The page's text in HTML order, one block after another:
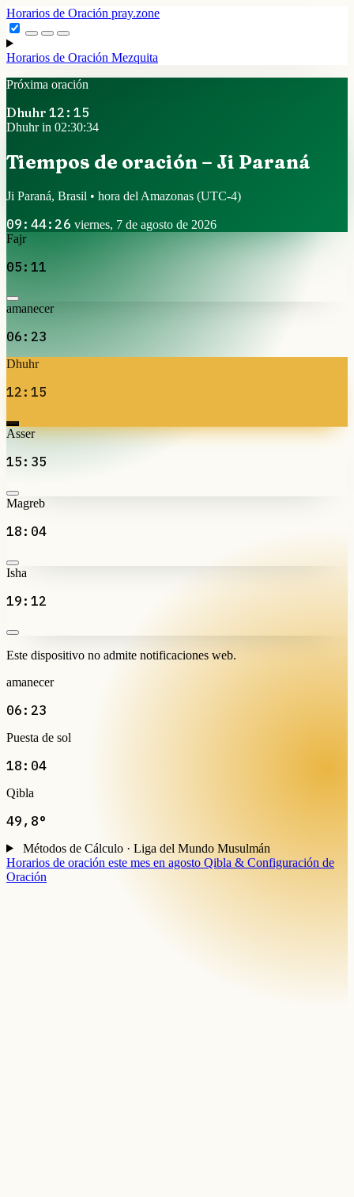
Horarios de Oración pray.zone
Horarios de Oración Mezquita
Próxima oración
Dhuhr 12:15
Dhuhr in 02:30:34
Tiempos de oración – Ji Paraná
Ji Paraná, Brasil • hora del Amazonas (UTC-4)
09:44:26 viernes, 7 de agosto de 2026
Fajr
05:11
amanecer
06:23
Dhuhr
12:15
Asser
15:35
Magreb
18:04
Isha
19:12
Este dispositivo no admite notificaciones web.
amanecer
06:23
Puesta de sol
18:04
Qibla
49,8°
Métodos de Cálculo · Liga del Mundo Musulmán
Horarios de oración este mes en agosto Qibla & Configuración de
Oración